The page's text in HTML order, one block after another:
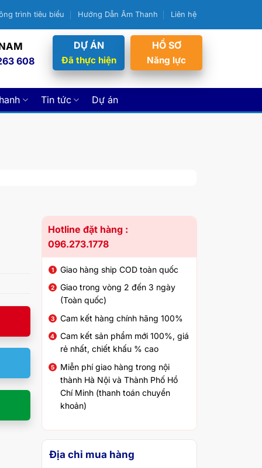
trình tiêu biểu Hướng Dẫn Âm Thanh Liên hệ
608
DỰ ÁN
Đã thực hiện
HỒ SƠ
Năng lực
Tin tức Dự án
Hotline đặt hàng :
096.273.1778
Giao hàng ship COD toàn quốc
Giao trong vòng 2 đến 3 ngày
(Toàn quốc)
Cam kết hàng chính hãng 100%
Cam kết sản phẩm mới 100%, giá
rẻ nhất, chiết khấu % cao
Miễn phí giao hàng trong nội
thành Hà Nội và Thành Phố Hồ
Chí Minh (thanh toán chuyển
khoản)
Địa chỉ mua hàng